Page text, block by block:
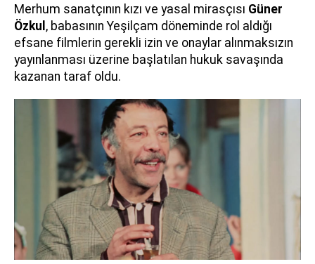
Merhum sanatçının kızı ve yasal mirasçısı Güner
Özkul , babasının Yeşilçam döneminde rol aldığı
efsane filmlerin gerekli izin ve onaylar alınmaksızın
yayınlanması üzerine başlatılan hukuk savaşında
kazanan taraf oldu.